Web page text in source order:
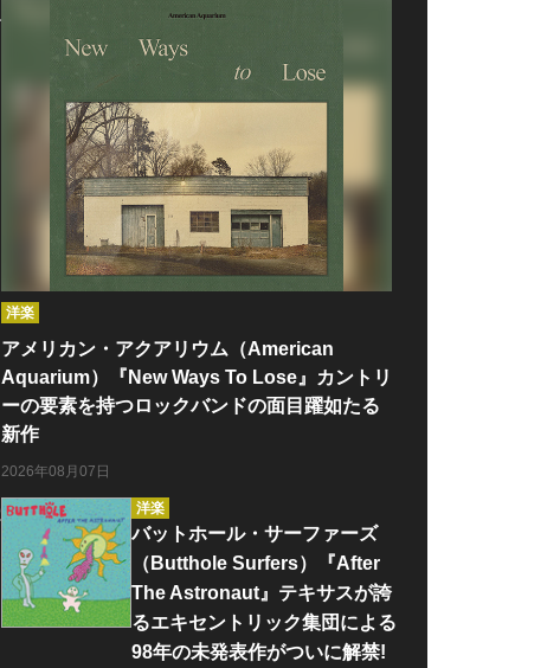
洋楽
アメリカン・アクアリウム（American
Aquarium）『New Ways To Lose』カントリ
ーの要素を持つロックバンドの面目躍如たる
新作
2026年08月07日
洋楽
バットホール・サーファーズ
（Butthole Surfers）『After
The Astronaut』テキサスが誇
るエキセントリック集団による
98年の未発表作がついに解禁!